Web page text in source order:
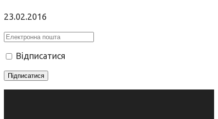
23.02.2016
Відписатися